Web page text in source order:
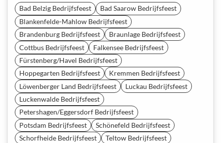
Bad Belzig Bedrijfsfeest
Bad Saarow Bedrijfsfeest
Blankenfelde-Mahlow Bedrijfsfeest
Brandenburg Bedrijfsfeest
Braunlage Bedrijfsfeest
Cottbus Bedrijfsfeest
Falkensee Bedrijfsfeest
Fürstenberg/Havel Bedrijfsfeest
Hoppegarten Bedrijfsfeest
Kremmen Bedrijfsfeest
Löwenberger Land Bedrijfsfeest
Luckau Bedrijfsfeest
Luckenwalde Bedrijfsfeest
Petershagen/Eggersdorf Bedrijfsfeest
Potsdam Bedrijfsfeest
Schönefeld Bedrijfsfeest
Schorfheide Bedrijfsfeest
Teltow Bedrijfsfeest